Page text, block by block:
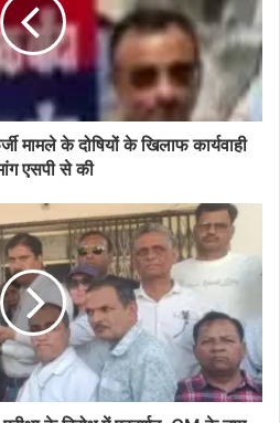
मामले के दोषियों के खिलाफ कार्यवाही
एसपी से की